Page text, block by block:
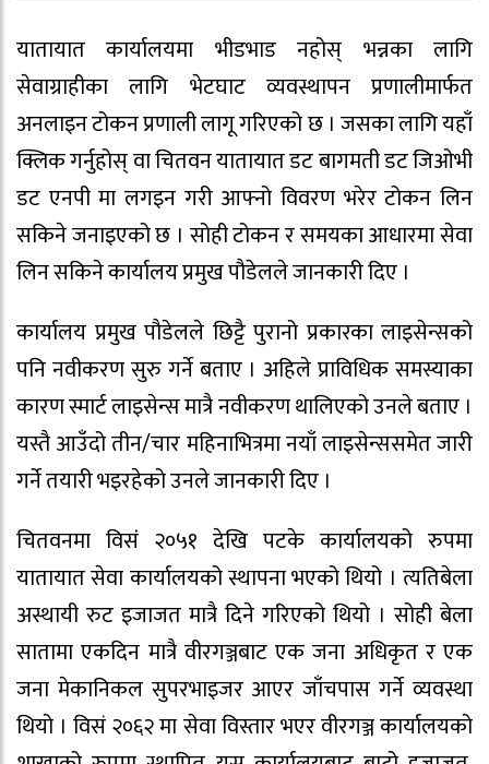
यातायात कार्यालयमा भीडभाड नहोस् भन्नका लागि
सेवाग्राहीका लागि भेटघाट व्यवस्थापन प्रणालीमार्फत
अनलाइन टोकन प्रणाली लागू गरिएको छ । जसका लागि यहाँ
क्लिक गर्नुहोस् वा चितवन यातायात डट बागमती डट जिओभी
डट एनपी मा लगइन गरी आफ्नो विवरण भरेर टोकन लिन
सकिने जनाइएको छ । सोही टोकन र समयका आधारमा सेवा
लिन सकिने कार्यालय प्रमुख पौडेलले जानकारी दिए ।
कार्यालय प्रमुख पौडेलले छिट्टै पुरानो प्रकारका लाइसेन्सको
पनि नवीकरण सुरु गर्ने बताए । अहिले प्राविधिक समस्याका
कारण स्मार्ट लाइसेन्स मात्रै नवीकरण थालिएको उनले बताए ।
यस्तै आउँदो तीन/चार महिनाभित्रमा नयाँ लाइसेन्ससमेत जारी
गर्ने तयारी भइरहेको उनले जानकारी दिए ।
चितवनमा विसंं २०५१ देखि पटके कार्यालयको रुपमा
यातायात सेवा कार्यालयको स्थापना भएको थियो । त्यतिबेला
अस्थायी रुट इजाजत मात्रै दिने गरिएको थियो । सोही बेला
सातामा एकदिन मात्रै वीरगञ्जबाट एक जना अधिकृत र एक
जना मेकानिकल सुपरभाइजर आएर जाँचपास गर्ने व्यवस्था
थियो । विसं २०६२ मा सेवा विस्तार भएर वीरगञ्ज कार्यालयको